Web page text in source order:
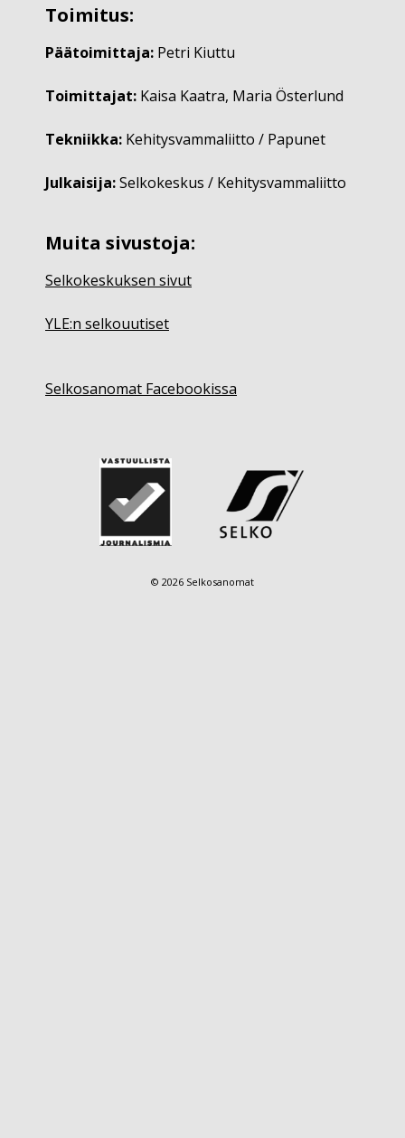
Toimitus:
Päätoimittaja: Petri Kiuttu
Toimittajat: Kaisa Kaatra, Maria Österlund
Tekniikka: Kehitysvammaliitto / Papunet
Julkaisija:Selkokeskus / Kehitysvammaliitto
Muita sivustoja:
Selkokeskuksen sivut
YLE:n selkouutiset
Selkosanomat Facebookissa
© 2026 Selkosanomat